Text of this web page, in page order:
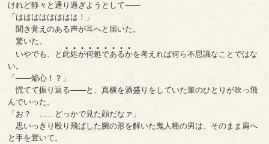
けれど静々と通り過ぎようとして――
「はははははははは！」
聞き覚えのある声が耳へと届いた。
驚いた。
いやでも、と 此
●
処
●
が
●
何
●
処
●
で
●
あ
●
る
●
か
●
を考えれば何ら不思議なことではな
い。
「――焔心！？」
慌てて振り返る――と、真横を酒盛りをしていた輩のひとりが吹っ飛
んでいった。
「お？ ……どっかで見た顔だなァ」
思いっきり殴り飛ばした腕の形を解いた鬼人種の男は、そのまま肩へ
と手を置いて。